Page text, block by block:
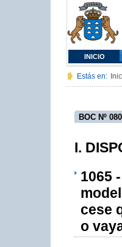
INICIO
Estás en:
BOC Nº
I.
1065
cese
o